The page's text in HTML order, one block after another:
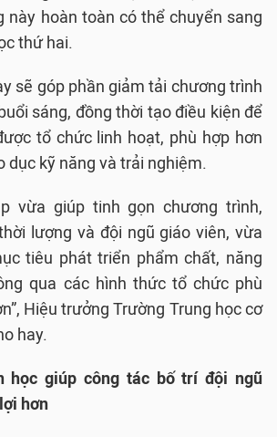
này hoàn toàn có thể chuyển sang
thứ hai.
sẽ góp phần giảm tải chương trình
sáng, đồng thời tạo điều kiện để
tổ chức linh hoạt, phù hợp hơn
dục kỹ năng và trải nghiệm.
vừa giúp tinh gọn chương trình,
lượng và đội ngũ giáo viên, vừa
tiêu phát triển phẩm chất, năng
qua các hình thức tổ chức phù
Hiệu trưởng Trường Trung học cơ
hay.
học giúp công tác bố trí đội ngũ
hơn